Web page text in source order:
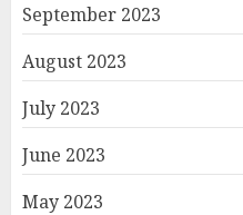
September 2023
August 2023
July 2023
June 2023
May 2023